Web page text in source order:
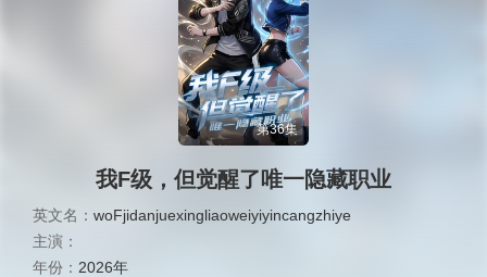
第36集
我F级，但觉醒了唯一隐藏职业
英文名： woFjidanjuexingliaoweiyiyincangzhiye
主演：
年份： 2026年